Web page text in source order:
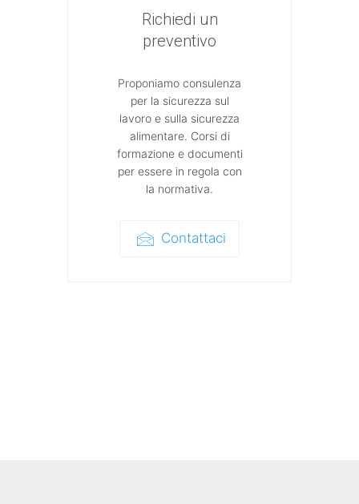
Richiedi un
preventivo
Proponiamo consulenza
per la sicurezza sul
lavoro e sulla sicurezza
alimentare. Corsi di
formazione e documenti
per essere in regola con
la normativa.
Contattaci